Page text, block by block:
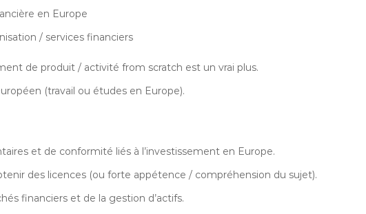
en Europe
/ services financiers
de produit / activité from scratch est un vrai plus.
(travail ou études en Europe).
et de conformité liés à l’investissement en Europe.
des licences (ou forte appétence / compréhension du sujet).
financiers et de la gestion d’actifs.